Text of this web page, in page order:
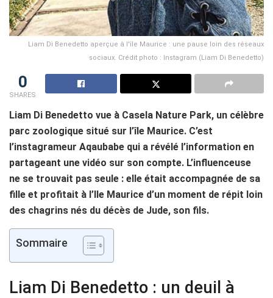
Liam Di Benedetto aperçue à l'île Maurice : une pause loin des réseaux
sociaux. Crédit photo : Instagram (Liam Di Benedetto)
0
SHARES
Liam Di Benedetto vue à Casela Nature Park, un célèbre
parc zoologique situé sur l’île Maurice. C’est
l’instagrameur Aqaubabe qui a révélé l’information en
partageant une vidéo sur son compte. L’influenceuse
ne se trouvait pas seule : elle était accompagnée de sa
fille et profitait à l’Ile Maurice d’un moment de répit loin
des chagrins nés du décès de Jude, son fils.
Sommaire
Liam Di Benedetto : un deuil à